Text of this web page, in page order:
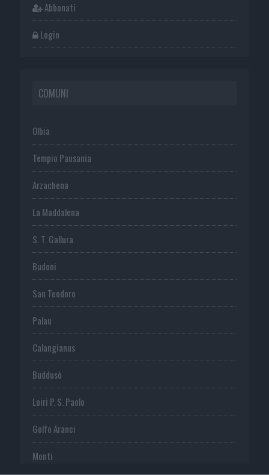
Abbonati
Login
COMUNI
Olbia
Tempio Pausania
Arzachena
La Maddalena
S. T. Gallura
Budoni
San Teodoro
Palau
Calangianus
Buddusò
Loiri P. S. Paolo
Golfo Aranci
Monti